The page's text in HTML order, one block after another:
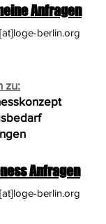
Anfragen
berlin.org
zu:
Anfragen
berlin.org